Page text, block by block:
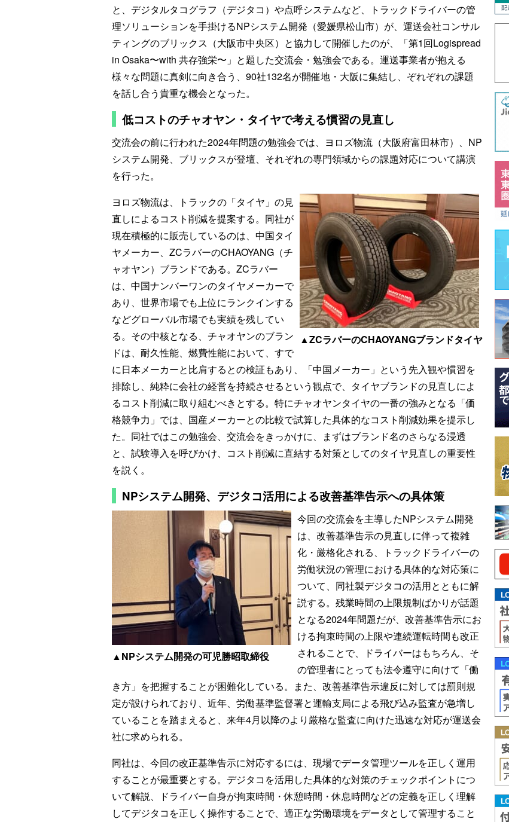
と、デジタルタコグラフ（デジタコ）や点呼システムなど、トラックドライバーの管
理ソリューションを手掛けるNPシステム開発（愛媛県松山市）が、運送会社コンサル
ティングのブリックス（大阪市中央区）と協力して開催したのが、「第1回Logispread
in Osaka〜with 共存強栄〜」と題した交流会・勉強会である。運送事業者が抱える
様々な問題に真剣に向き合う、90社132名が開催地・大阪に集結し、ぞれぞれの課題
を話し合う貴重な機会となった。
低コストのチャオヤン・タイヤで考える慣習の見直し
交流会の前に行われた2024年問題の勉強会では、ヨロズ物流（大阪府富田林市）、NP
システム開発、ブリックスが登壇、それぞれの専門領域からの課題対応について講演
を行った。
▲ZCラバーのCHAOYANGブランドタイヤ
ヨロズ物流は、トラックの「タイヤ」の見
直しによるコスト削減を提案する。同社が
現在積極的に販売しているのは、中国タイ
ヤメーカー、ZCラバーのCHAOYANG（チ
ャオヤン）ブランドである。ZCラバー
は、中国ナンバーワンのタイヤメーカーで
あり、世界市場でも上位にランクインする
などグローバル市場でも実績を残してい
る。その中核となる、チャオヤンのブラン
ドは、耐久性能、燃費性能において、すで
に日本メーカーと比肩するとの検証もあり、「中国メーカー」という先入観や慣習を
排除し、純粋に会社の経営を持続させるという観点で、タイヤブランドの見直しによ
るコスト削減に取り組むべきとする。特にチャオヤンタイヤの一番の強みとなる「価
格競争力」では、国産メーカーとの比較で試算した具体的なコスト削減効果を提示し
た。同社ではこの勉強会、交流会をきっかけに、まずはブランド名のさらなる浸透
と、試験導入を呼びかけ、コスト削減に直結する対策としてのタイヤ見直しの重要性
を説く。
NPシステム開発、デジタコ活用による改善基準告示への具体策
▲NPシステム開発の可児勝昭取締役
今回の交流会を主導したNPシステム開発
は、改善基準告示の見直しに伴って複雑
化・厳格化される、トラックドライバーの
労働状況の管理における具体的な対応策に
ついて、同社製デジタコの活用とともに解
説する。残業時間の上限規制ばかりが話題
となる2024年問題だが、改善基準告示にお
ける拘束時間の上限や連続運転時間も改正
されることで、ドライバーはもちろん、そ
の管理者にとっても法令遵守に向けて「働
き方」を把握することが困難化している。また、改善基準告示違反に対しては罰則規
定が設けられており、近年、労働基準監督署と運輸支局による飛び込み監査が急増し
ていることを踏まえると、来年4月以降のより厳格な監査に向けた迅速な対応が運送会
社に求められる。
同社は、今回の改正基準告示に対応するには、現場でデータ管理ツールを正しく運用
することが最重要とする。デジタコを活用した具体的な対策のチェックポイントにつ
いて解説、ドライバー自身が拘束時間・休憩時間・休息時間などの定義を正しく理解
してデジタコを正しく操作することで、適正な労働環境をデータとして管理すること